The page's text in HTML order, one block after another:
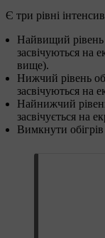
Є три рівні
Найвищий рівень
засвічуються на
вище).
Нижчий рівень
засвічуються на
Найнижчий
засвічується на
Вимкнути